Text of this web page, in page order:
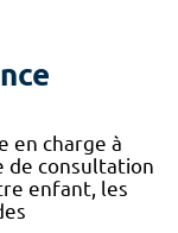
en charge à
de consultation
enfant, les